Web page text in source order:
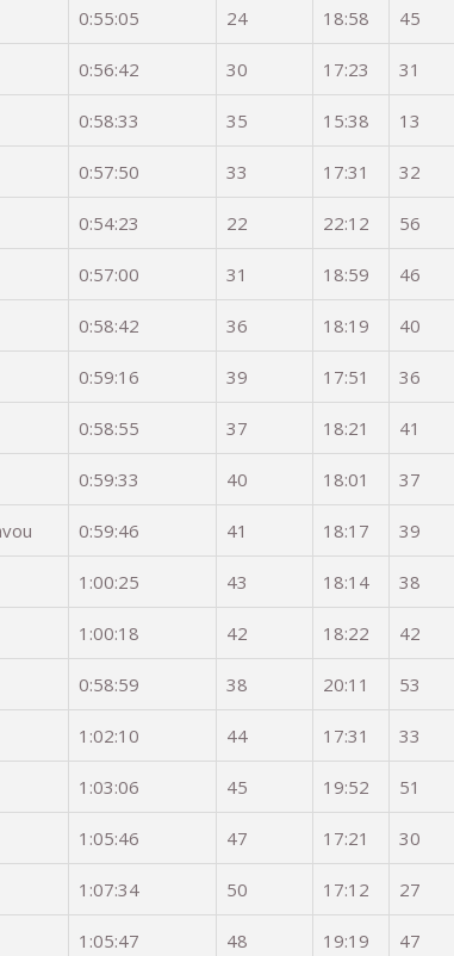
0:55:05 24 18:58 45
0:56:42 30 17:23 31
0:58:33 35 15:38 13
0:57:50 33 17:31 32
0:54:23 22 22:12 56
0:57:00 31 18:59 46
0:58:42 36 18:19 40
0:59:16 39 17:51 36
0:58:55 37 18:21 41
0:59:33 40 18:01 37
0:59:46 41 18:17 39
1:00:25 43 18:14 38
1:00:18 42 18:22 42
0:58:59 38 20:11 53
1:02:10 44 17:31 33
1:03:06 45 19:52 51
1:05:46 47 17:21 30
1:07:34 50 17:12 27
1:05:47 48 19:19 47